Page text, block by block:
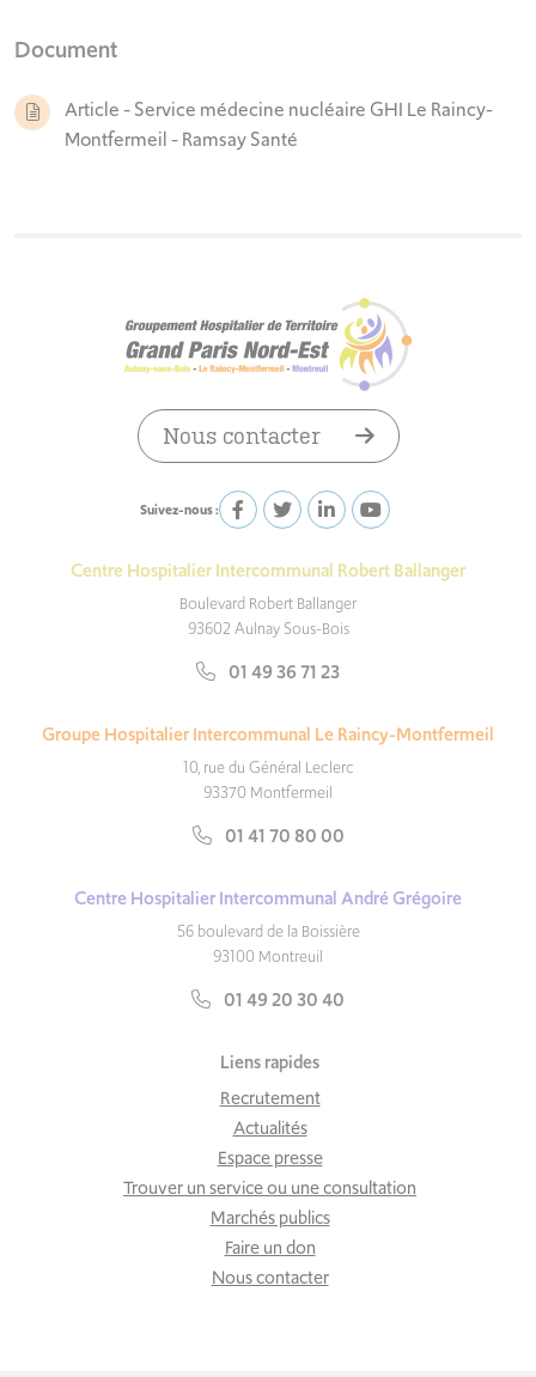
Document
Article - Service médecine nucléaire GHI Le Raincy-
Montfermeil - Ramsay Santé
Suivez-nous :
Nous contacter
Centre Hospitalier Intercommunal Robert Ballanger
Boulevard Robert Ballanger
93602 Aulnay Sous-Bois
01 49 36 71 23
Groupe Hospitalier Intercommunal Le Raincy-Montfermeil
10, rue du Général Leclerc
93370 Montfermeil
01 41 70 80 00
Centre Hospitalier Intercommunal André Grégoire
56 boulevard de la Boissière
93100 Montreuil
01 49 20 30 40
Liens rapides
Recrutement
Actualités
Espace presse
Trouver un service ou une consultation
Marchés publics
Faire un don
Nous contacter